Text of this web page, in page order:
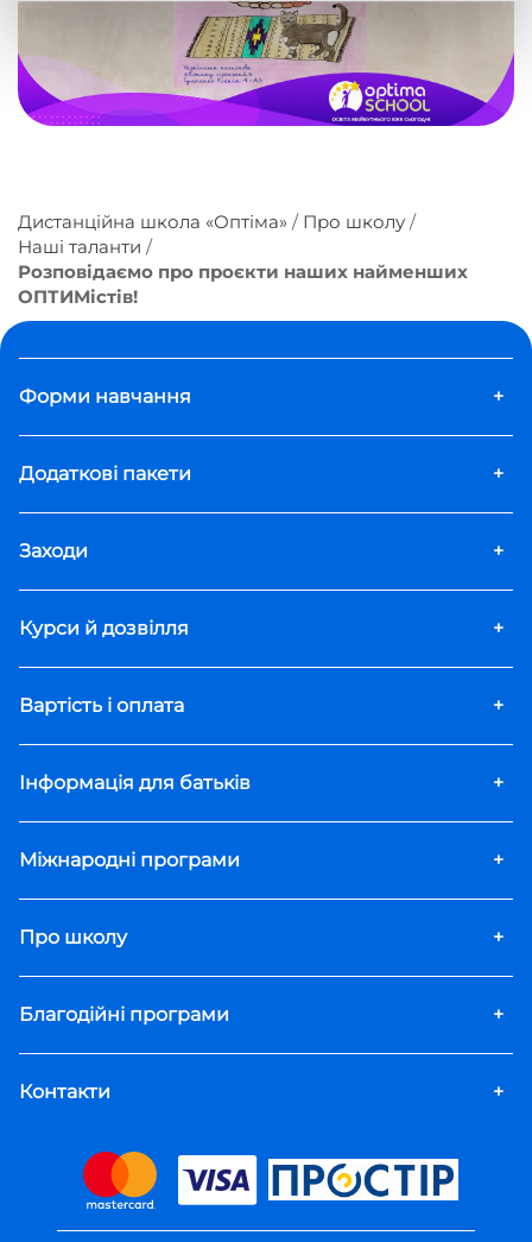
Дистанційна школа «Оптіма»
Про школу
Наші таланти
Розповідаємо про проєкти наших найменших
ОПТИМістів!
Форми навчання +
Додаткові пакети +
Заходи +
Курси й дозвілля +
Вартість і оплата +
Інформація для батьків +
Міжнародні програми +
Про школу +
Благодійні програми +
Контакти +